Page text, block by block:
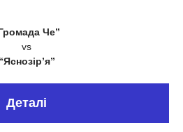
Че”
vs
“Яснозір’я”
Деталі